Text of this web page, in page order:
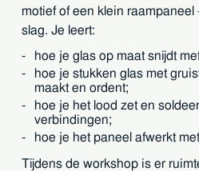
motief of een klein
slag. Je leert:
hoe je glas op maat snijdt
hoe je stukken glas met
maakt en ordent;
hoe je het lood zet en
verbindingen;
hoe je het paneel afwerkt
Tijdens de workshop is er